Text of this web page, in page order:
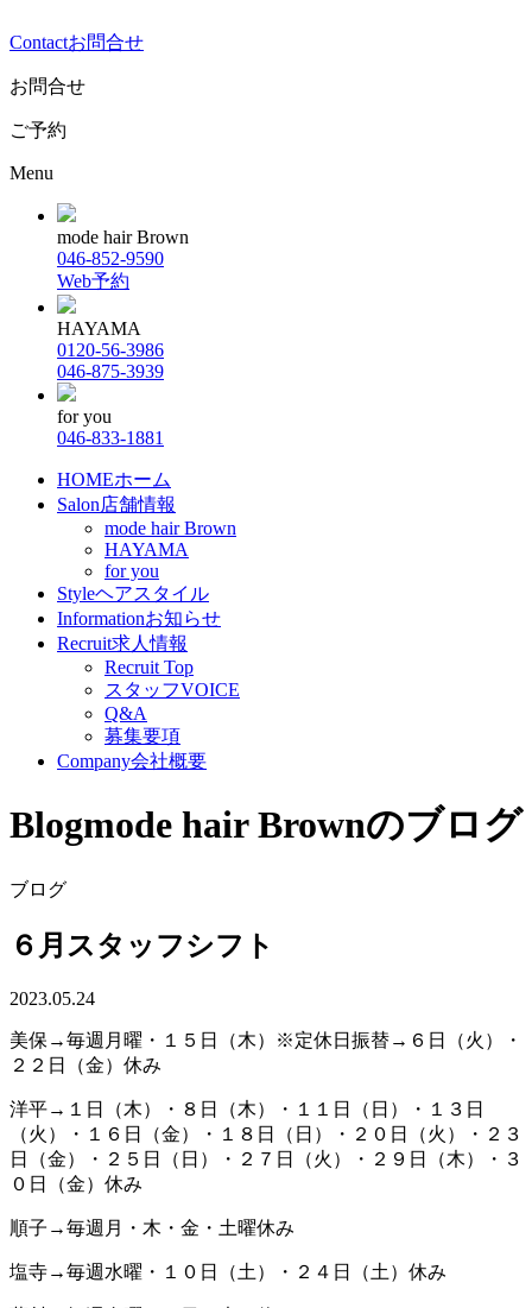
Contactお問合せ
お問合せ
ご予約
Menu
mode hair Brown
046-852-9590
Web予約
HAYAMA
0120-56-3986
046-875-3939
for you
046-833-1881
HOMEホーム
Salon店舗情報
mode hair Brown
HAYAMA
for you
Styleヘアスタイル
Informationお知らせ
Recruit求人情報
Recruit Top
スタッフVOICE
Q&A
募集要項
Company会社概要
Blogmode hair Brownのブログ
ブログ
６月スタッフシフト
2023.05.24
美保→毎週月曜・１５日（木）※定休日振替→６日（火）・
２２日（金）休み
洋平→１日（木）・８日（木）・１１日（日）・１３日
（火）・１６日（金）・１８日（日）・２０日（火）・２３
日（金）・２５日（日）・２７日（火）・２９日（木）・３
０日（金）休み
順子→毎週月・木・金・土曜休み
塩寺→毎週水曜・１０日（土）・２４日（土）休み